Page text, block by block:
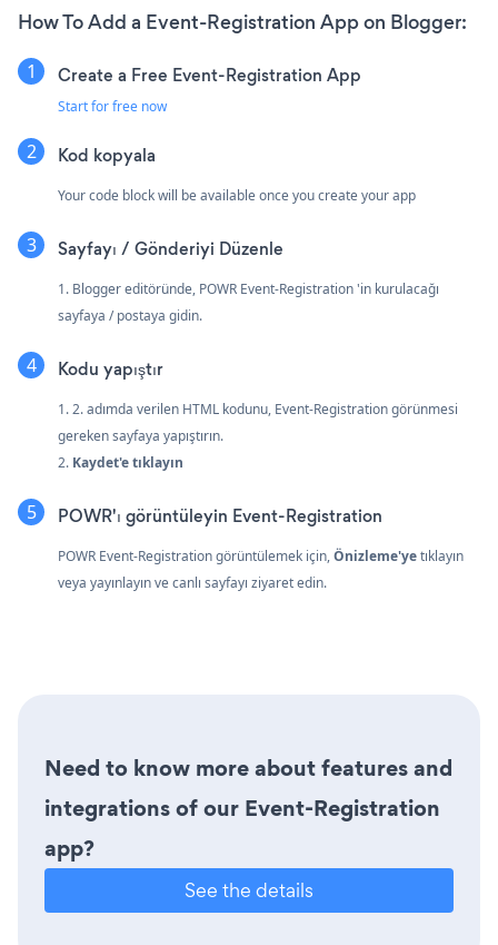
How To Add a Event-Registration App on Blogger:
Create a Free Event-Registration App
Start for free now
Kod kopyala
Your code block will be available once you create your app
Sayfayı / Gönderiyi Düzenle
1. Blogger editöründe, POWR Event-Registration 'in kurulacağı
sayfaya / postaya gidin.
Kodu yapıştır
1. 2. adımda verilen HTML kodunu, Event-Registration görünmesi
gereken sayfaya yapıştırın.
2. Kaydet'e tıklayın
POWR'ı görüntüleyin Event-Registration
POWR Event-Registration görüntülemek için,Önizleme'yetıklayın
veya yayınlayın ve canlı sayfayı ziyaret edin.
Need to know more about features and
integrations of our Event-Registration
app?
See the details